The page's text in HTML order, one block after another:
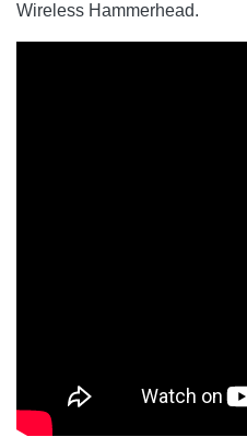
Wireless Hammerhead.